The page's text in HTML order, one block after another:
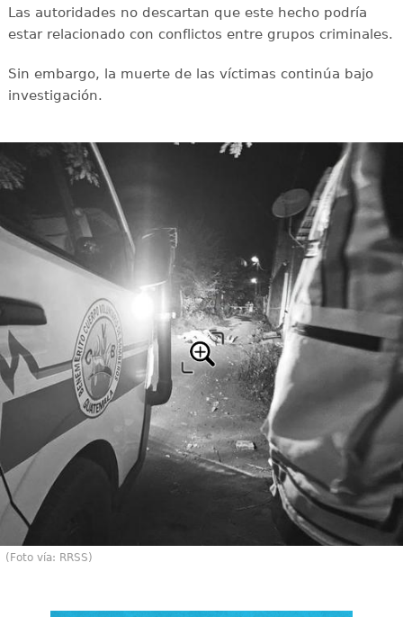
Las autoridades no descartan que este hecho podría
estar relacionado con conflictos entre grupos criminales.
Sin embargo, la muerte de las víctimas continúa bajo
investigación.
(Foto vía: RRSS)